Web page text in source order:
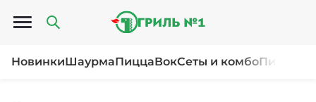
Открыть меню
НовинкиШаурмаПиццаВокСеты и комбоПироги